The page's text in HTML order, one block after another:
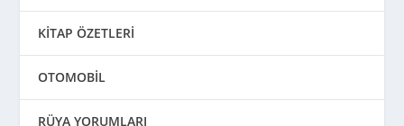
KİTAP ÖZETLERİ
OTOMOBİL
RÜYA YORUMLARI